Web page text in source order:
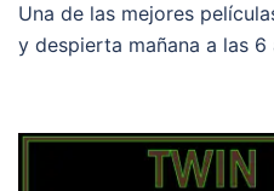
Una de las mejores
y despierta mañana a las